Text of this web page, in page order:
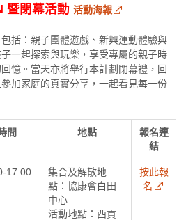
暨閉幕活動活動海報
括：親子團體遊戲、新興運動體驗與
一起探索與玩樂，享受專屬的親子時
憶。當天亦將舉行本計劃閉幕禮，回
加家庭的真實分享，一起看見每一份
間 地點
報名連
結
17:00
集合及解散地
點：協康會白田
中心
活動地點：西貢
按此報
名